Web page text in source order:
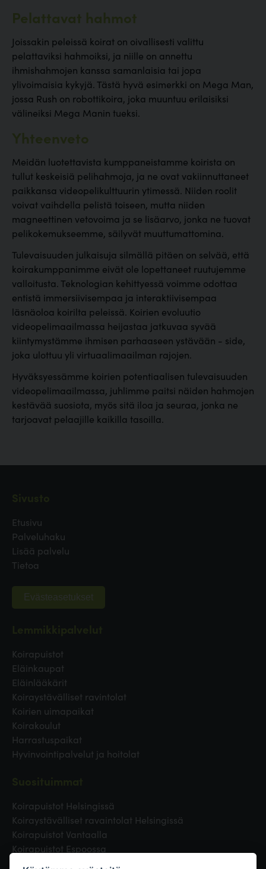
Pelattavat hahmot
Joissakin peleissä koirat on oivallisesti valittu
pelattaviksi hahmoiksi, ja niille on annettu
ihmishahmojen kanssa samanlaisia tai jopa
ylivoimaisia kykyjä. Tästä hyvä esimerkki on Mega Man,
jossa Rush on robottikoira, joka muuntuu erilaisiksi
välineiksi Mega Manin tueksi.
Yhteenveto
Meidän luotettavista kumppaneistamme koirista on
tullut keskeisiä pelihahmoja, ja ne ovat vakiinnuttaneet
paikkansa videopelikulttuurin ytimessä. Niiden roolit
voivat vaihdella pelistä toiseen, mutta niiden
magneettinen vetovoima ja se lisäarvo, jonka ne tuovat
pelikokemukseemme, säilyvät muuttumattomina.
Tulevaisuuden julkaisuja silmällä pitäen on selvää, että
koirakumppanimme eivät ole lopettaneet ruutujemme
valloitusta. Teknologian kehittyessä voimme odottaa
entistä immersiivisempaa ja interaktiivisempaa
läsnäoloa koirilta peleissä. Koirien evoluutio
videopelimaailmassa heijastaa jatkuvaa syvää
kiintymystämme ihmisen parhaaseen ystävään - side,
joka ulottuu yli virtuaalimaailman rajojen.
Hyväksyessämme koirien potentiaalisen tulevaisuuden
videopelimaailmassa, juhlimme paitsi näiden hahmojen
kestävää suosiota, myös sitä iloa ja seuraa, jonka ne
tarjoavat pelaajille kaikilla tasoilla.
Etusivu
Palveluhaku
Lisää palvelu
Tietoa
Evästeasetukset
Koirapuistot
Eläinkaupat
Eläinlääkärit
Koiraystävälliset ravintolat
Koirien uimapaikat
Koirakoulut
Harrastuspaikat
Hyvinvointipalvelut ja hoitolat
Koirapuistot Helsingissä
Koiraystävälliset ravaintolat Helsingissä
Koirapuistot Vantaalla
Koirapuistot Espoossa